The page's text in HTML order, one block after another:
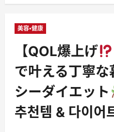
ー
美容・健康
【QOL爆上げ
で叶える丁寧
シーダイエット
추천템 & 다이어